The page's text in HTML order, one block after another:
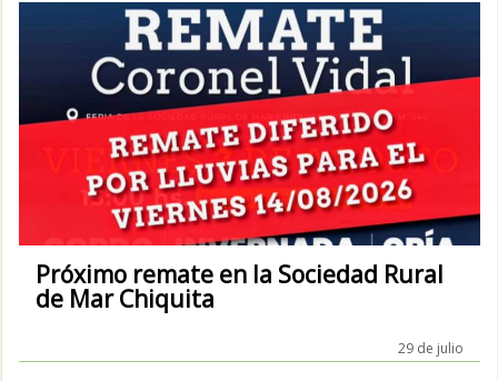
Próximo remate en la Sociedad Rural
de Mar Chiquita
29 de julio